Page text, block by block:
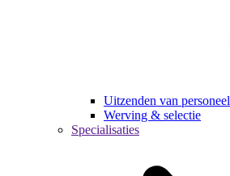
Uitzenden van personeel
Werving & selectie
Specialisaties